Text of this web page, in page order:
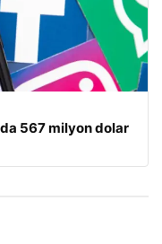
567 milyon dolar